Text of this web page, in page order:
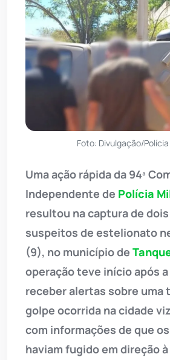
Foto: Divulgação/
Uma ação rápida da 94ª
Independente de Polícia
resultou na captura de
suspeitos de estelionato
(9), no município de
operação teve início após
receber alertas sobre uma
golpe ocorrida na cidade
com informações de que
haviam fugido em direção